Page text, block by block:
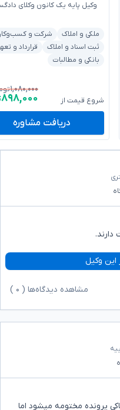
وکیل پایه یک کانون وکلای
ملکی و املاک
شرکت و
ثبت اسناد و املاک
قرارداد و
بانکی و مطالبات
شروع قیمت از
۱,۰۸۰,۰۰۰
۸۹۸,۰۰۰
دریافت مشاوره
این وکیل
مشاهده دیدگاه‌ها ( ۰
پرونده مختومه میشود اما